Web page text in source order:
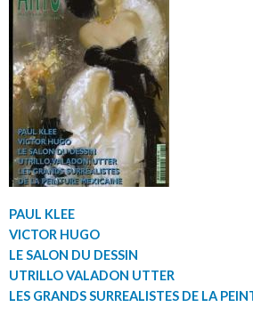
PAUL KLEE
VICTOR HUGO
LE SALON DU DESSIN
UTRILLO VALADON UTTER
LES GRANDS SURREALISTES DE LA